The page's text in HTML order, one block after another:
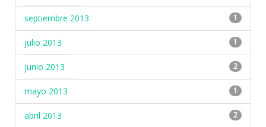
septiembre 2013 1
julio 2013 1
junio 2013 2
mayo 2013 1
abril 2013 2